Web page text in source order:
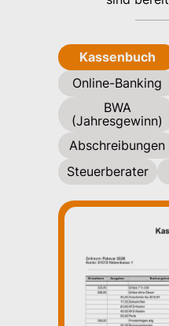
Kassenbuch
Online-Banking
BWA
(Jahresgewinn)
Abschreibungen
Steuerberater